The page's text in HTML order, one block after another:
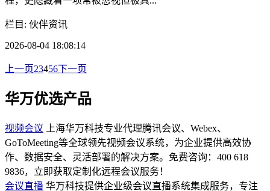
多团队面临的真实痛点。DocuSign...
栏目: 华万新闻
腾讯会议签医疗会诊：远程专家诊疗新模式解析
探索腾讯会议签在医疗会诊中的创新应用，详解医院会诊收费
标准和会诊流程，涵盖远程专家诊疗、多学科协作及急诊场
景，为医疗机构与患者提供全面参考。
栏目: 华万新闻